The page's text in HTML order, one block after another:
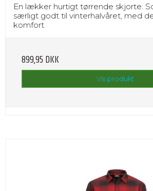
En lækker hurtigt tørrende skjorte.
særligt godt til vinterhalvåret, med
komfort
899,95 DKK
Vis produkt